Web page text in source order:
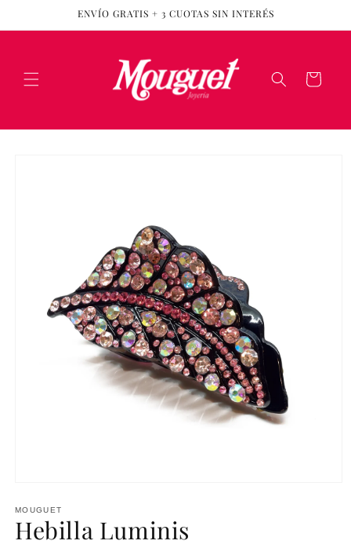
directamente
al contenido
ENVÍO GRATIS + 3 CUOTAS SIN INTERÉS
Carrito
MOUGUET
Hebilla Luminis